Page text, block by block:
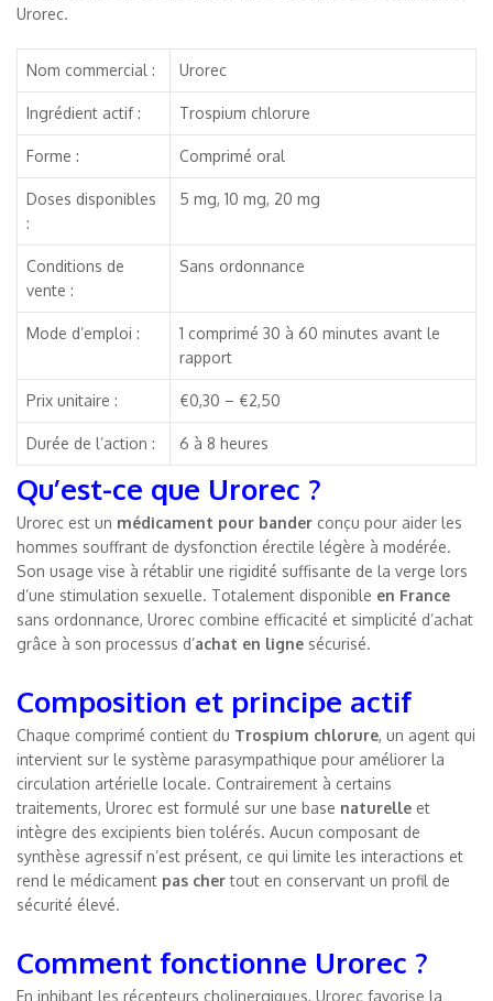
Urorec.
Nom commercial : Urorec
Ingrédient actif : Trospium chlorure
Forme : Comprimé oral
Doses disponibles
:
5 mg, 10 mg, 20 mg
Conditions de
vente :
Sans ordonnance
Mode d’emploi :
1 comprimé 30 à 60 minutes avant le
rapport
Prix unitaire : €0,30 – €2,50
Durée de l’action : 6 à 8 heures
Qu’est-ce que Urorec ?
Urorec est un médicament pour bander conçu pour aider les
hommes souffrant de dysfonction érectile légère à modérée.
Son usage vise à rétablir une rigidité suffisante de la verge lors
d’une stimulation sexuelle. Totalement disponible en France
sans ordonnance, Urorec combine efficacité et simplicité d’achat
grâce à son processus d’achat en ligne sécurisé.
Composition et principe actif
Chaque comprimé contient du Trospium chlorure, un agent qui
intervient sur le système parasympathique pour améliorer la
circulation artérielle locale. Contrairement à certains
traitements, Urorec est formulé sur une base naturelle et
intègre des excipients bien tolérés. Aucun composant de
synthèse agressif n’est présent, ce qui limite les interactions et
rend le médicament pas chertout en conservant un profil de
sécurité élevé.
Comment fonctionne Urorec ?
En inhibant les récepteurs cholinergiques, Urorec favorise la